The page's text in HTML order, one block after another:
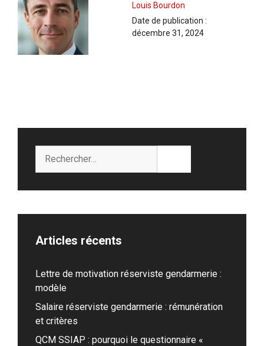
Louis Bourdon
Date de publication :
décembre 31, 2024
Articles récents
Lettre de motivation réserviste gendarmerie :
modèle
Salaire réserviste gendarmerie : rémunération
et critères
QCM SSIAP : pourquoi le questionnaire «